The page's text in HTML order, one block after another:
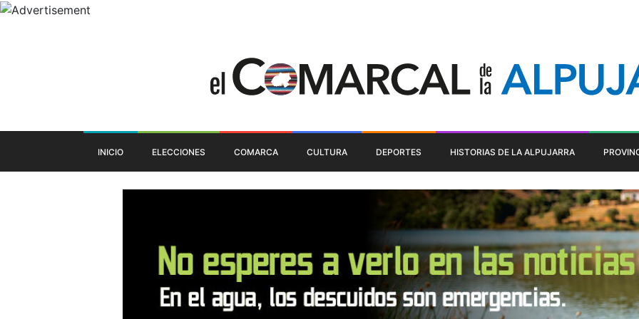
INICIO ELECCIONES COMARCA CULTURA DEPORTES HISTORIAS DE LA ALPUJARRA